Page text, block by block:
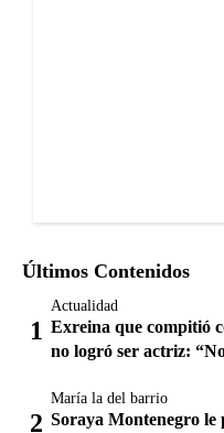
Últimos Contenidos
Actualidad
Exreina que compitió
no logró ser actriz:
María la del barrio
Soraya Montenegro